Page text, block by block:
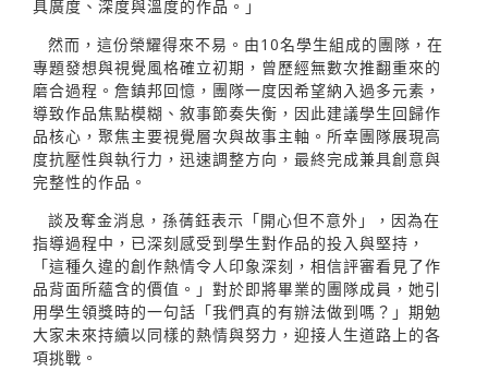
具廣度、深度與溫度的作品。」
然而，這份榮耀得來不易。由10名學生組成的團隊，在
專題發想與視覺風格確立初期，曾歷經無數次推翻重來的
磨合過程。詹鎮邦回憶，團隊一度因希望納入過多元素，
導致作品焦點模糊、敘事節奏失衡，因此建議學生回歸作
品核心，聚焦主要視覺層次與故事主軸。所幸團隊展現高
度抗壓性與執行力，迅速調整方向，最終完成兼具創意與
完整性的作品。
談及奪金消息，孫蒨鈺表示「開心但不意外」，因為在
指導過程中，已深刻感受到學生對作品的投入與堅持，
「這種久違的創作熱情令人印象深刻，相信評審看見了作
品背面所蘊含的價值。」對於即將畢業的團隊成員，她引
用學生領獎時的一句話「我們真的有辦法做到嗎？」期勉
大家未來持續以同樣的熱情與努力，迎接人生道路上的各
項挑戰。